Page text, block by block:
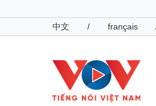
中文
/ français